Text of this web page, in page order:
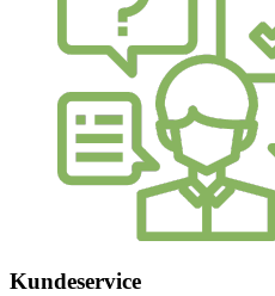
Kundeservice